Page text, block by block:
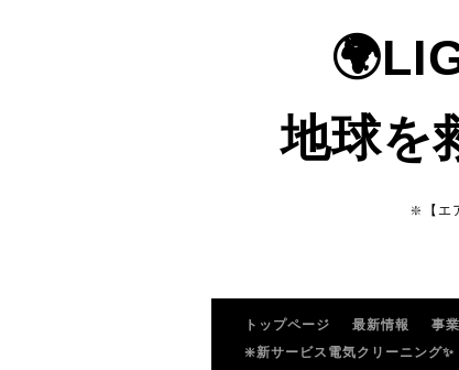
地球を
❇️【エ
トップページ 最新情報 事
❇️新サービス電気クリーニング✨